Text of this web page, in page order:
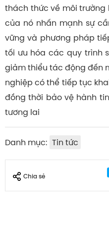
thách thức về môi trường
của nó nhấn mạnh sự
vững và phương pháp
tối ưu hóa các quy trình
giảm thiểu tác động đến
nghiệp có thể tiếp tục
đồng thời bảo vệ hành
tương lai
Danh mục: Tin tức
Chia sẻ